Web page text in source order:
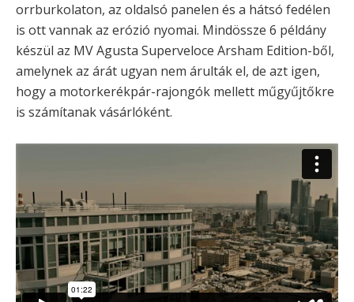
orrburkolaton, az oldalsó panelen és a hátsó fedélen
is ott vannak az erózió nyomai. Mindössze 6 példány
készül az MV Agusta Superveloce Arsham Edition-ből,
amelynek az árát ugyan nem árulták el, de azt igen,
hogy a motorkerékpár-rajongók mellett műgyűjtőkre
is számítanak vásárlóként.